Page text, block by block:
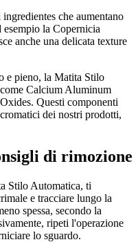
che aumentano
esempio la Copernicia
anche una delicata texture
e pieno, la Matita Stilo
Calcium Aluminum
Questi componenti
dei nostri prodotti,
di rimozione
Stilo Automatica, ti
e tracciare lungo la
spessa, secondo la
ripeti l'operazione
lo sguardo.